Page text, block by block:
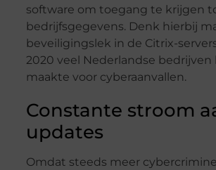
software om toegang te krijgen
bedrijfsgegevens. Denk hierbij
beveiligingslek in de Citrix-
2020 veel Nederlandse bedrijven
maakte voor cyberaanvallen.
Constante stroom
updates
Omdat steeds meer